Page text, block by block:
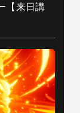
【来日講